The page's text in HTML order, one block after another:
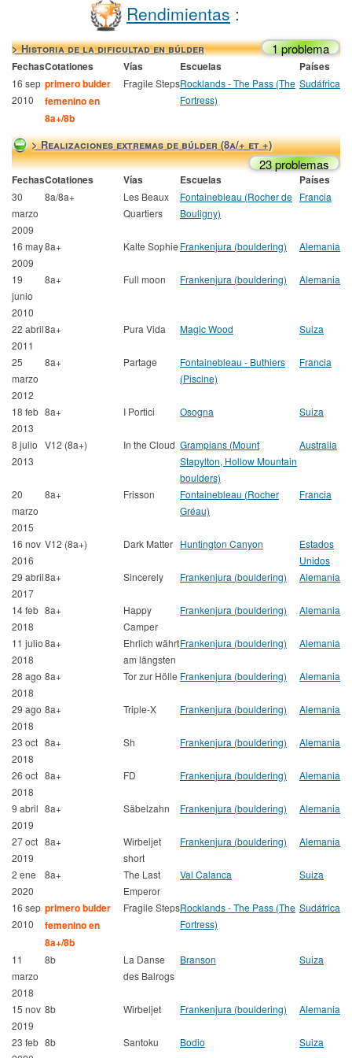
Rendimientas :
> Historia de la dificultad en búlder 1 problema
FechasCotationes Vías Escuelas Países
16 sep
2010
primero bulder
femenino en
8a+/8b
Fragile StepsRocklands - The Pass (The
Fortress)
Sudáfrica
> Realizaciones extremas de búlder (8a/+ et +)
23 problemas
FechasCotationes Vías Escuelas Países
30
marzo
2009
8a/8a+
Les Beaux
Quartiers
Fontainebleau (Rocher de
Bouligny)
Francia
16 may
2009
8a+ Kalte Sophie Frankenjura (bouldering) Alemania
19
junio
2010
8a+ Full moon Frankenjura (bouldering) Alemania
22 abril
2011
8a+ Pura Vida Magic Wood Suiza
25
marzo
2012
8a+ Partage
Fontainebleau - Buthiers
(Piscine)
Francia
18 feb
2013
8a+ I Portici Osogna Suiza
8 julio
2013
V12 (8a+) In the Cloud Grampians (Mount
Stapylton, Hollow Mountain
boulders)
Australia
20
marzo
2015
8a+ Frisson
Fontainebleau (Rocher
Gréau)
Francia
16 nov
2016
V12 (8a+) Dark Matter Huntington Canyon
Estados
Unidos
29 abril
2017
8a+ Sincerely Frankenjura (bouldering) Alemania
14 feb
2018
8a+
Happy
Camper
Frankenjura (bouldering) Alemania
11 julio
2018
8a+
Ehrlich währt
am längsten
Frankenjura (bouldering) Alemania
28 ago
2018
8a+ Tor zur Hölle Frankenjura (bouldering) Alemania
29 ago
2018
8a+ Triple-X Frankenjura (bouldering) Alemania
23 oct
2018
8a+ Sh Frankenjura (bouldering) Alemania
26 oct
2018
8a+ FD Frankenjura (bouldering) Alemania
9 abril
2019
8a+ Säbelzahn Frankenjura (bouldering) Alemania
27 oct
2019
8a+
Wirbeljet
short
Frankenjura (bouldering) Alemania
2 ene
2020
8a+
The Last
Emperor
Val Calanca Suiza
16 sep
2010
primero bulder
femenino en
8a+/8b
Fragile StepsRocklands - The Pass (The
Fortress)
Sudáfrica
11
marzo
2018
8b
La Danse
des Balrogs
Branson Suiza
15 nov
2019
8b Wirbeljet Frankenjura (bouldering) Alemania
23 feb 8b Santoku Bodio Suiza